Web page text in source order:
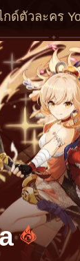
กด์ตัวละคร
นลงเพื่อแสดงอาร์ต